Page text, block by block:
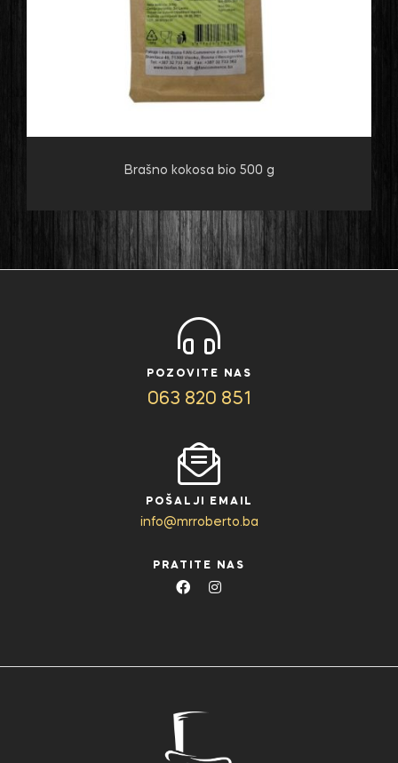
Brašno kokosa bio 500 g
POZOVITE NAS
063 820 851
POŠALJI EMAIL
info@mrroberto.ba
PRATITE NAS